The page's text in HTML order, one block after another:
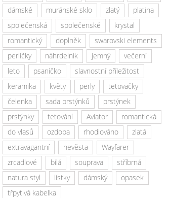
dámské
muránské sklo zlatý
platina
společenská
společenské
krystal
romantický
doplněk
swarovski elements
perličky
náhrdelník jemný
večerní
leto
psaníčko
slavnostní příležitost
keramika
květy perly
tetovačky
čelenka
sada prstýnků
prstýnek
prstýnky
tetování Aviator
romantická
do vlasů
ozdoba rhodiováno
zlatá
extravagantní
nevěsta
Wayfarer
zrcadlové
bílá souprava
stříbrná
natura styl
lístky dámský
opasek
třpytivá kabelka